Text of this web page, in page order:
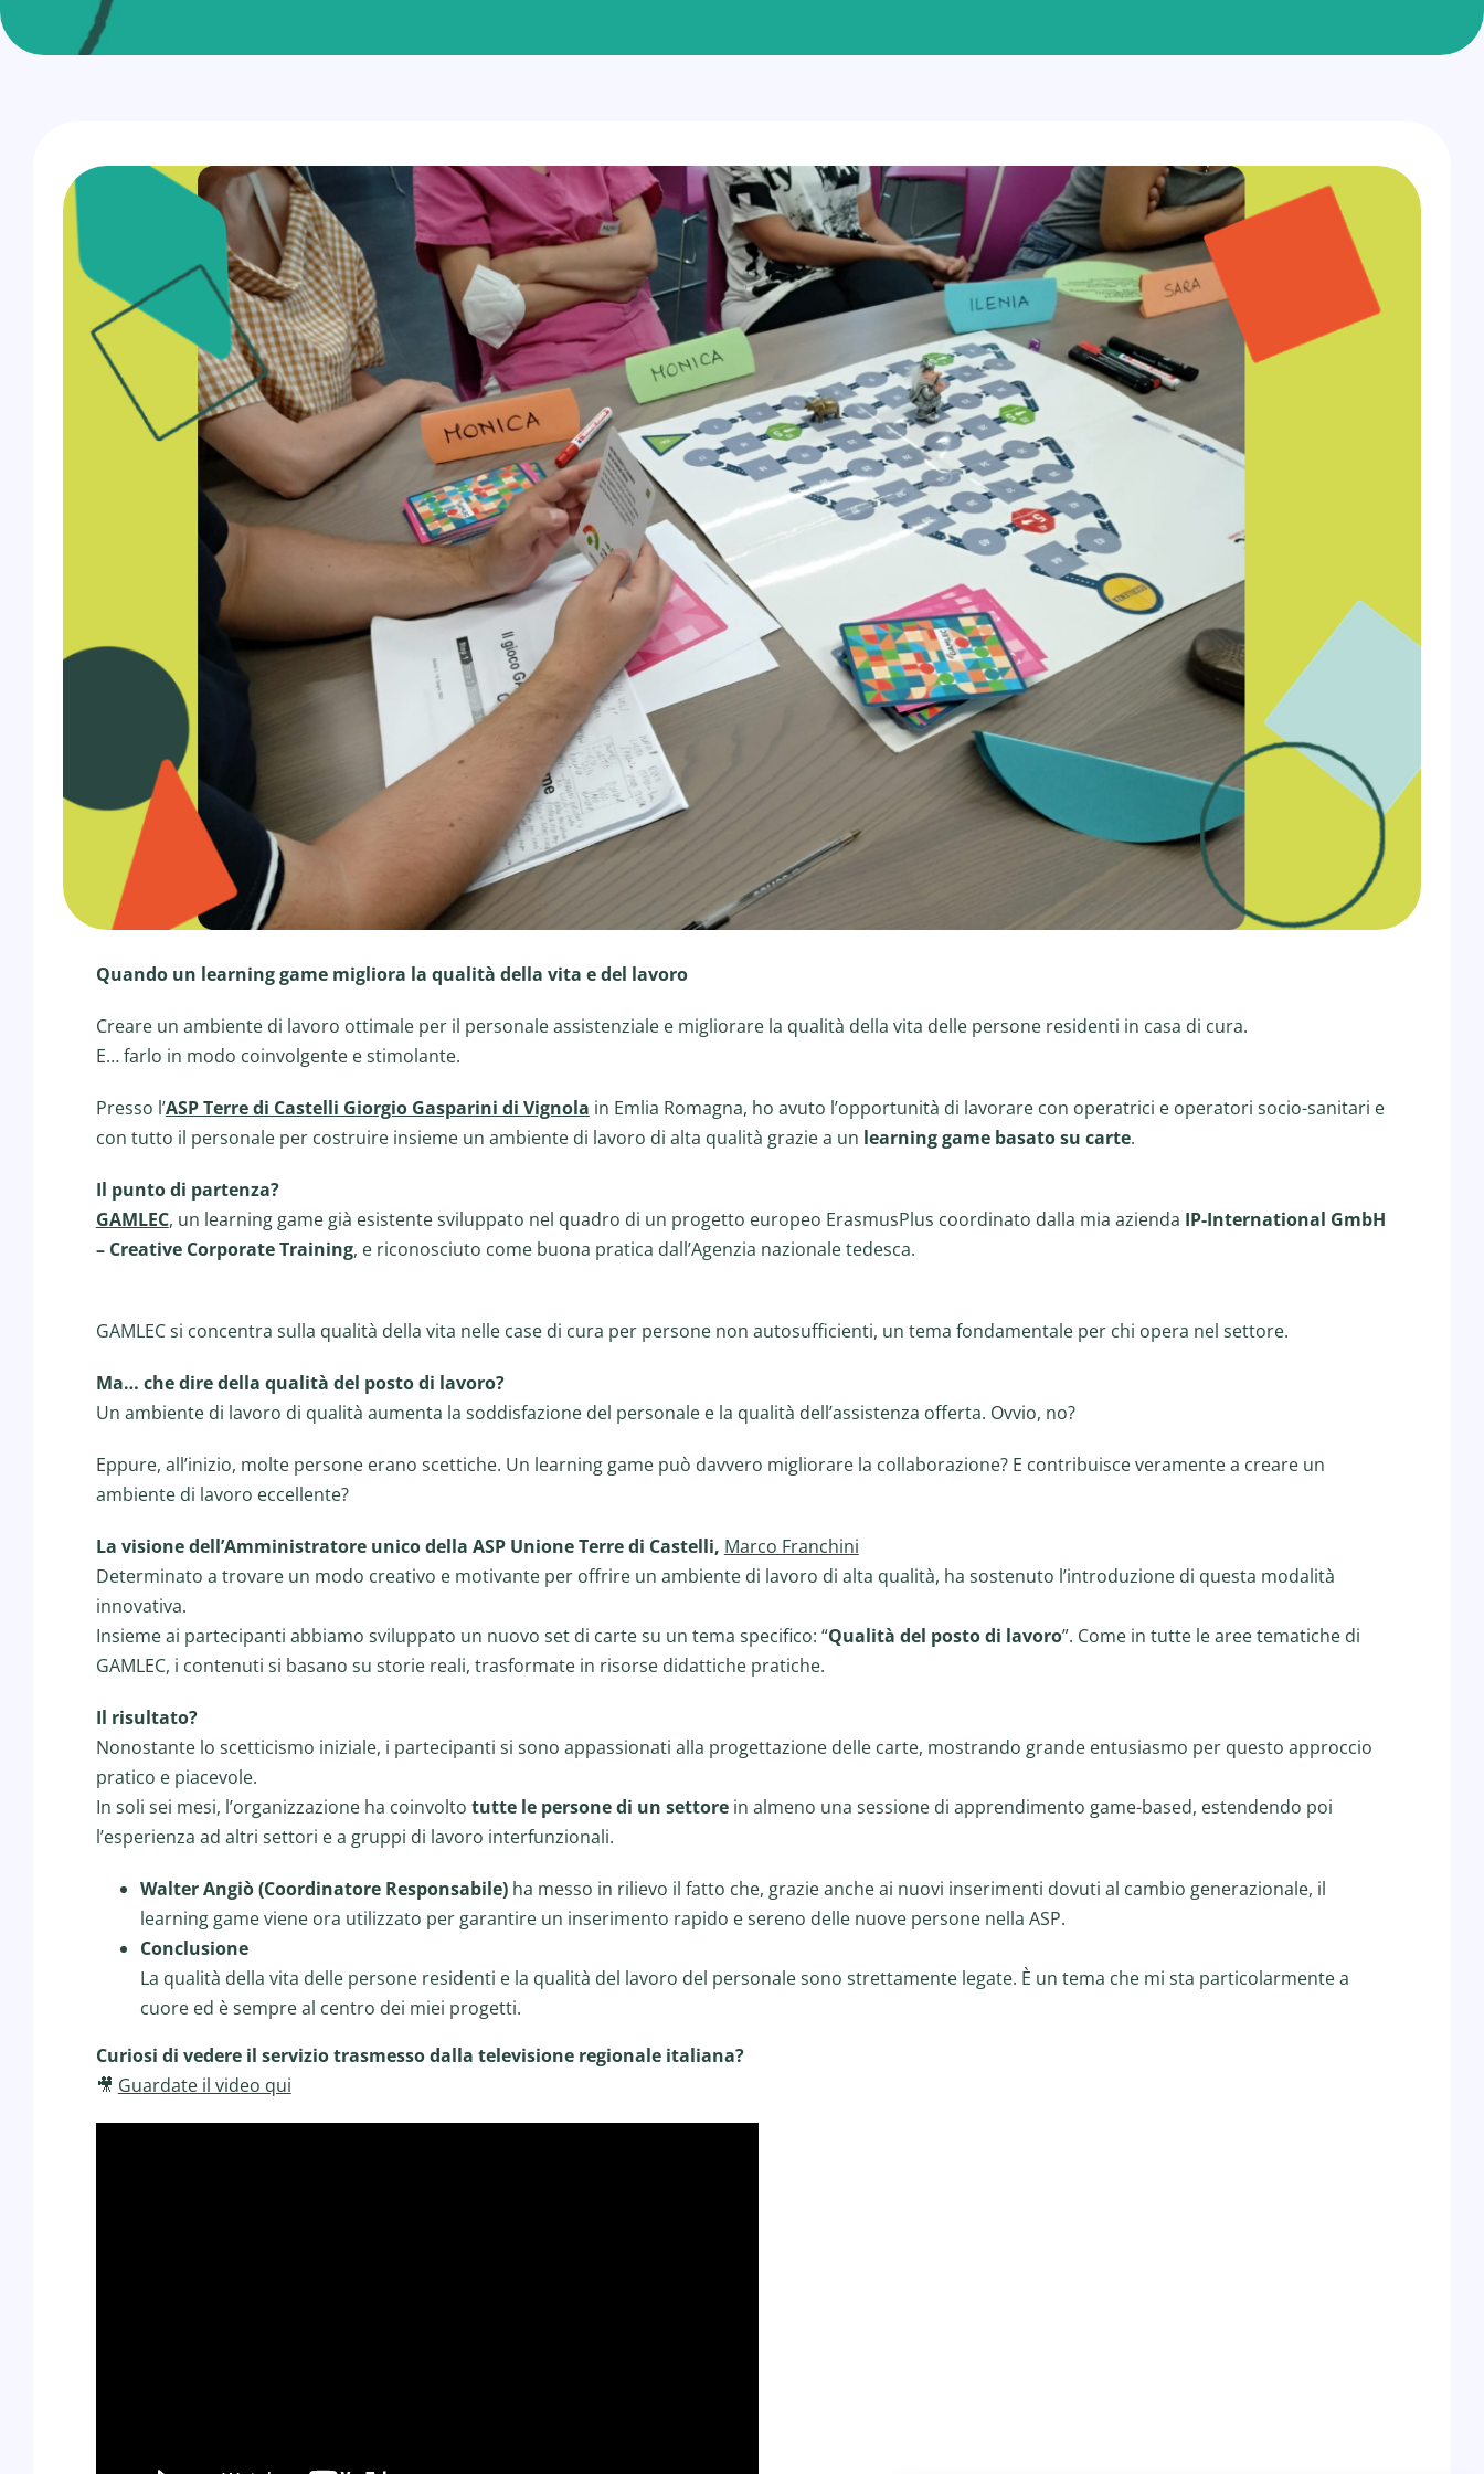
Quando un learning game migliora la qualità della vita e del lavoro
Creare un ambiente di lavoro ottimale per il personale assistenziale e migliorare la qualità della vita delle persone residenti in casa di cura.
E… farlo in modo coinvolgente e stimolante.
Presso l’ASP Terre di Castelli Giorgio Gasparini di Vignola in Emlia Romagna, ho avuto l’opportunità di lavorare con operatrici e operatori socio-sanitari e
con tutto il personale per costruire insieme un ambiente di lavoro di alta qualità grazie a un learning game basato su carte.
Il punto di partenza?
GAMLEC, un learning game già esistente sviluppato nel quadro di un progetto europeo ErasmusPlus coordinato dalla mia azienda IP-International GmbH
– Creative Corporate Training, e riconosciuto come buona pratica dall’Agenzia nazionale tedesca.
GAMLEC si concentra sulla qualità della vita nelle case di cura per persone non autosufficienti, un tema fondamentale per chi opera nel settore.
Ma… che dire della qualità del posto di lavoro?
Un ambiente di lavoro di qualità aumenta la soddisfazione del personale e la qualità dell’assistenza offerta. Ovvio, no?
Eppure, all’inizio, molte persone erano scettiche. Un learning game può davvero migliorare la collaborazione? E contribuisce veramente a creare un
ambiente di lavoro eccellente?
La visione dell’Amministratore unico della ASP Unione Terre di Castelli, Marco Franchini
Determinato a trovare un modo creativo e motivante per offrire un ambiente di lavoro di alta qualità, ha sostenuto l’introduzione di questa modalità
innovativa.
Insieme ai partecipanti abbiamo sviluppato un nuovo set di carte su un tema specifico: “Qualità del posto di lavoro”. Come in tutte le aree tematiche di
GAMLEC, i contenuti si basano su storie reali, trasformate in risorse didattiche pratiche.
Il risultato?
Nonostante lo scetticismo iniziale, i partecipanti si sono appassionati alla progettazione delle carte, mostrando grande entusiasmo per questo approccio
pratico e piacevole.
In soli sei mesi, l’organizzazione ha coinvolto tutte le persone di un settorein almeno una sessione di apprendimento game-based, estendendo poi
l’esperienza ad altri settori e a gruppi di lavoro interfunzionali.
Walter Angiò (Coordinatore Responsabile)ha messo in rilievo il fatto che, grazie anche ai nuovi inserimenti dovuti al cambio generazionale, il
learning game viene ora utilizzato per garantire un inserimento rapido e sereno delle nuove persone nella ASP.
Conclusione
La qualità della vita delle persone residenti e la qualità del lavoro del personale sono strettamente legate. È un tema che mi sta particolarmente a
cuore ed è sempre al centro dei miei progetti.
Curiosi di vedere il servizio trasmesso dalla televisione regionale italiana?
🎥 Guardate il video qui